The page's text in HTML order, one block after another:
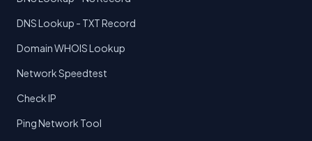
DNS Lookup - TXT Record
Domain WHOIS Lookup
Network Speedtest
Check IP
Ping Network Tool